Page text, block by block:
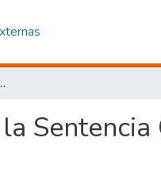
Constitucional 4-19-EP/21